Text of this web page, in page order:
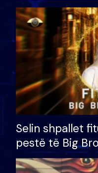
Selin shpallet
pestë të Big
çmimin e